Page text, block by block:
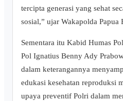
tercipta generasi yang sehat
sosial,” ujar Wakapolda Papua
Sementara itu Kabid Humas
Pol Ignatius Benny Ady
dalam keterangannya
edukasi kesehatan reproduksi
upaya preventif Polri dalam